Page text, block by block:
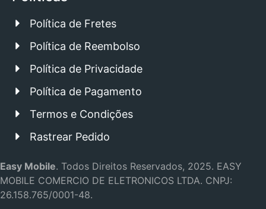
Política de Fretes
Política de Reembolso
Política de Privacidade
Política de Pagamento
Termos e Condições
Rastrear Pedido
Easy Mobile. Todos Direitos Reservados, 2025. EASY
MOBILE COMERCIO DE ELETRONICOS LTDA. CNPJ:
26.158.765/0001-48.